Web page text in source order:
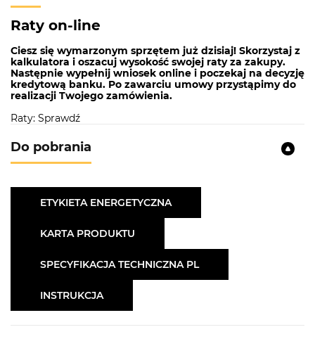
Raty on-line
Ciesz się wymarzonym sprzętem już dzisiaj! Skorzystaj z
kalkulatora i oszacuj wysokość swojej raty za zakupy.
Następnie wypełnij wniosek online i poczekaj na decyzję
kredytową banku. Po zawarciu umowy przystąpimy do
realizacji Twojego zamówienia.
Raty: Sprawdź
Do pobrania
ETYKIETA ENERGETYCZNA
KARTA PRODUKTU
SPECYFIKACJA TECHNICZNA PL
INSTRUKCJA